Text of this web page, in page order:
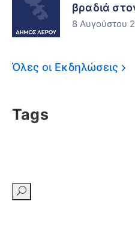
βραδιά
8 Αυγούστου
Όλες οι Εκδηλώσεις
Tags